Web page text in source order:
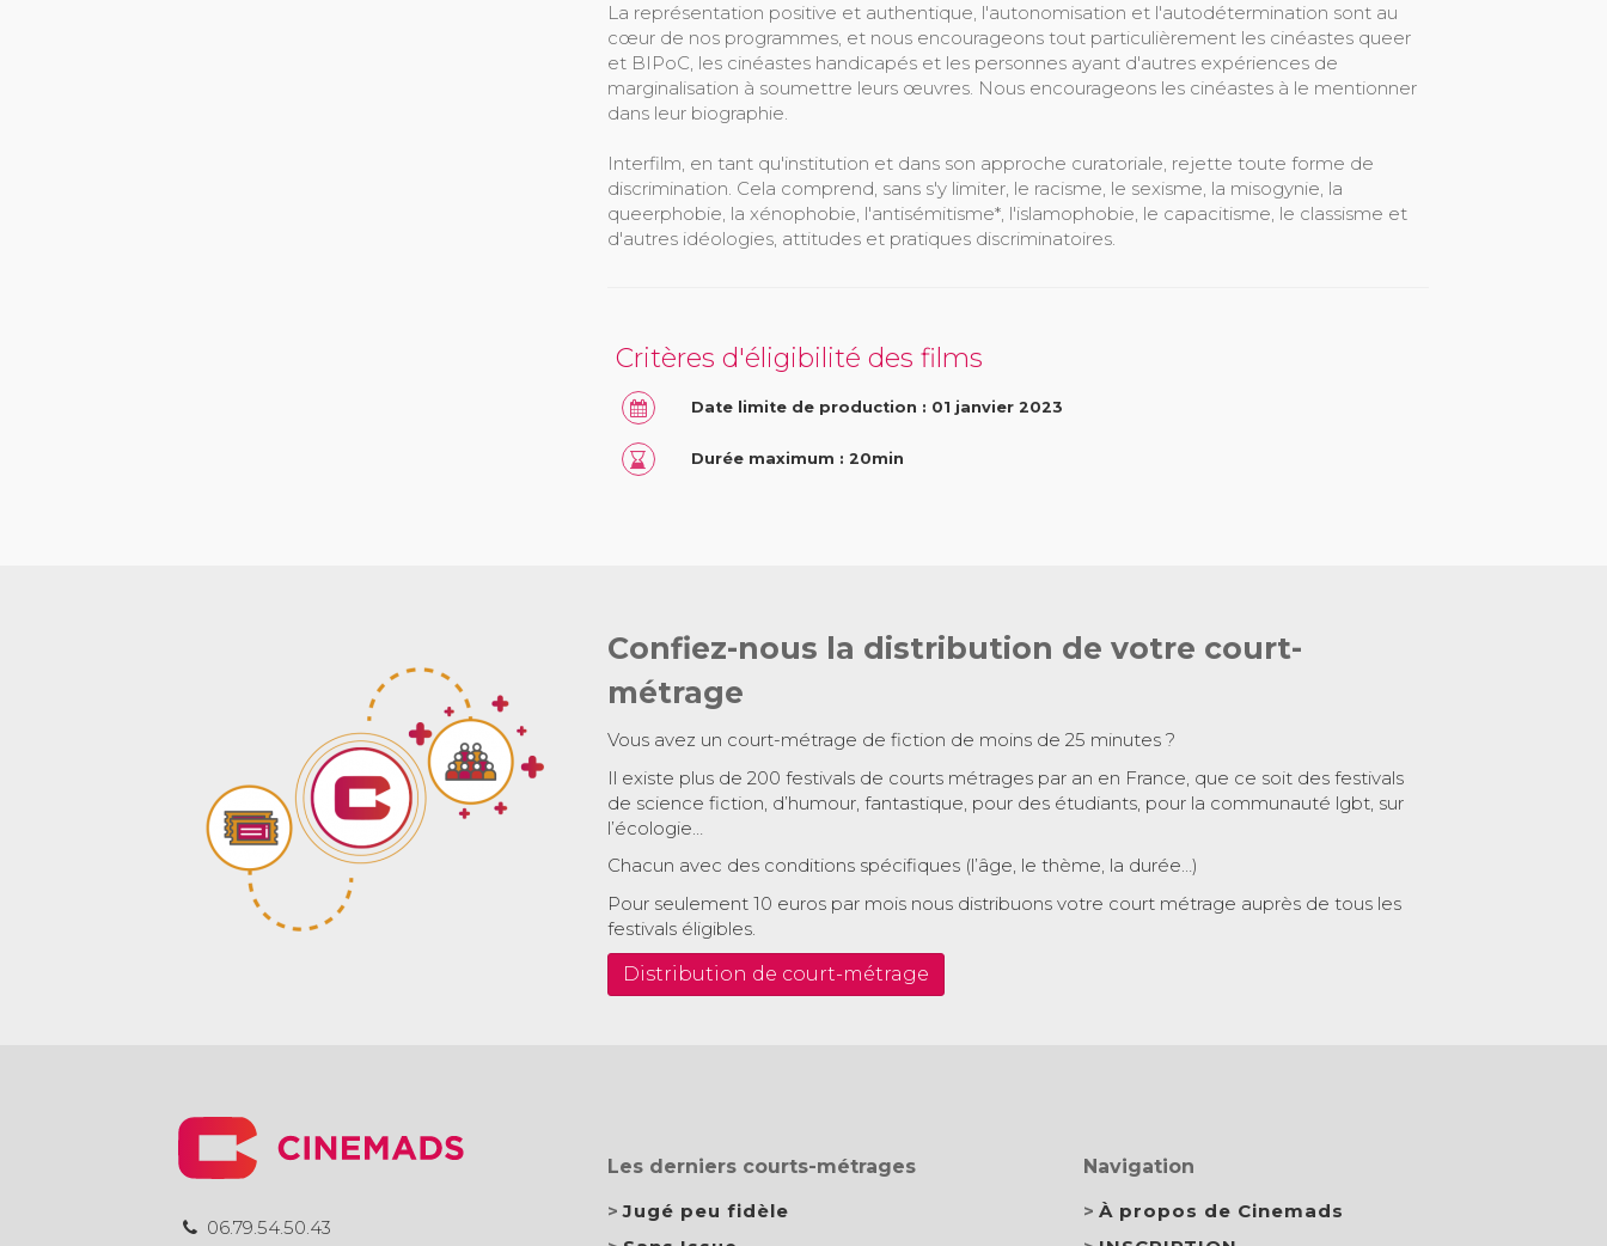
La représentation positive et authentique, l'autonomisation et l'autodétermination sont au
cœur de nos programmes, et nous encourageons tout particulièrement les cinéastes queer
et BIPoC, les cinéastes handicapés et les personnes ayant d'autres expériences de
marginalisation à soumettre leurs œuvres. Nous encourageons les cinéastes à le mentionner
dans leur biographie.
Interfilm, en tant qu'institution et dans son approche curatoriale, rejette toute forme de
discrimination. Cela comprend, sans s'y limiter, le racisme, le sexisme, la misogynie, la
queerphobie, la xénophobie, l'antisémitisme*, l'islamophobie, le capacitisme, le classisme et
d'autres idéologies, attitudes et pratiques discriminatoires.
Critères d'éligibilité des films
Date limite de production : 01 janvier 2023
Durée maximum : 20min
Confiez-nous la distribution de votre court-
métrage
Vous avez un court-métrage de fiction de moins de 25 minutes ?
Il existe plus de 200 festivals de courts métrages par an en France, que ce soit des festivals
de science fiction, d’humour, fantastique, pour des étudiants, pour la communauté lgbt, sur
l’écologie…
Chacun avec des conditions spécifiques (l’âge, le thème, la durée…)
Pour seulement 10 euros par mois nous distribuons votre court métrage auprès de tous les
festivals éligibles.
Distribution de court-métrage
06.79.54.50.43
Les derniers courts-métrages
Jugé peu fidèle
Navigation
À propos de Cinemads